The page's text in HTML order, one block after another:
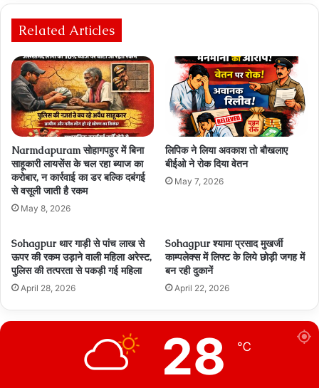
Pipriya रीवा सड़क हादसे में साध्वियों की मौत से शोकाकुल
हुआ जैन समाज
Related Articles
Narmdapuram सोहागपहुर में बिना
साहूकारी लायसेंस के चल रहा ब्‍याज का
करोबार, न कार्रवाई का डर बल्कि दबंगई
से वसूली जाती है रकम
May 8, 2026
लिपिक ने लिया अवकाश तो बौखलाए
बीईओ ने रोक दिया वेतन
May 7, 2026
Sohagpur थार गाड़ी से पांच लाख से
ऊपर की रकम उड़ाने वाली महिला अरेस्ट,
पुलिस की तत्परता से पकड़ी गई महिला
April 28, 2026
Sohagpur श्यामा प्रसाद मुखर्जी
काम्पलेक्स में लिफ्ट के लिये छोड़ी जगह में
बन रही दुकानें
April 22, 2026
28 ℃